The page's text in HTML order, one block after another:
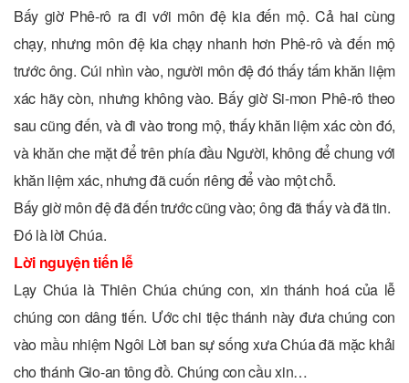
Bấy giờ Phê-rô ra đi với môn đệ kia đến mộ. Cả hai cùng
chạy, nhưng môn đệ kia chạy nhanh hơn Phê-rô và đến mộ
trước ông. Cúi nhìn vào, người môn đệ đó thấy tấm khăn liệm
xác hãy còn, nhưng không vào. Bấy giờ Si-mon Phê-rô theo
sau cũng đến, và đi vào trong mộ, thấy khăn liệm xác còn đó,
và khăn che mặt để trên phía đầu Người, không để chung với
khăn liệm xác, nhưng đã cuốn riêng để vào một chỗ.
Bấy giờ môn đệ đã đến trước cũng vào; ông đã thấy và đã tin.
Ðó là lời Chúa.
Lời nguyện tiến lễ
Lạy Chúa là Thiên Chúa chúng con, xin thánh hoá của lễ
chúng con dâng tiến. Ước chi tiệc thánh này đưa chúng con
vào mầu nhiệm Ngôi Lời ban sự sống xưa Chúa đã mặc khải
cho thánh Gio-an tông đồ. Chúng con cầu xin…